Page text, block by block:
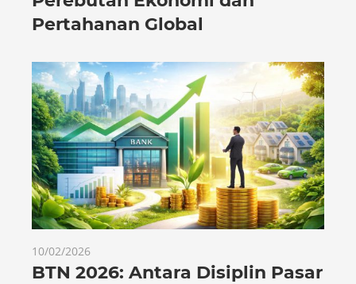
Pertahanan Global
10/02/2026
BTN 2026: Antara Disiplin Pasar